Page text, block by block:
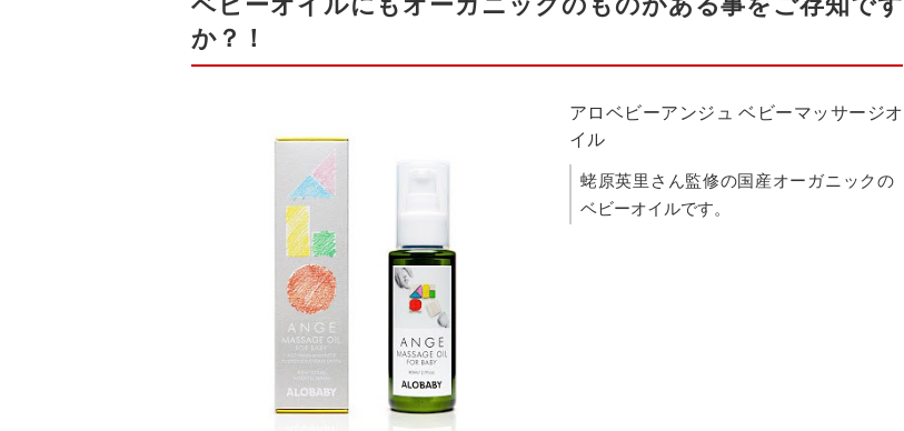
か？！
アロベビーアンジュ ベビーマッサージオ
イル
蛯原英里さん監修の国産オーガニックの
ベビーオイルです。